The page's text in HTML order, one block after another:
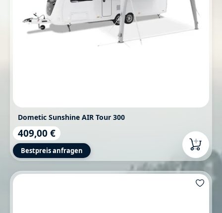
Dometic Sunshine AIR Tour 300
Regulärer Preis:
409,00 €
Bestpreis anfragen